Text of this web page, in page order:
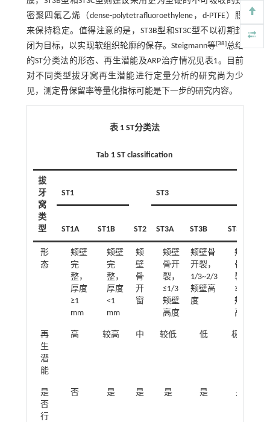
密聚四氟乙烯（dense-polytetrafluoroethylene，d-PTFE）膜
来保持稳定。值得注意的是，ST3B型和ST3C型不以初期封
闭为目标，以实现软组织轮廓的保存。Steigmann等[38]总结
的ST分类法的形态、再生潜能及ARP治疗情况见表1。目前
对不同类型拔牙窝再生潜能进行定量分析的研究尚为少
见，测定骨保留率等量化指标可能是下一步的研究内容。
表 1ST分类法
Tab 1 ST classification
拔
牙
窝
类
型
ST1
ST2
ST3
ST1A ST1B ST3A ST3B ST3C
形
态
颊壁
完
整，
厚度
≥1
mm
颊壁
完
整，
厚度
<1
mm
颊
壁
骨
开
窗
颊壁
骨开
裂，
≤1/3
颊壁
高度
颊壁骨
开裂，
1/3~2/3
颊壁高
度
颊壁
骨开
裂，
≥2/3
颊壁
高度
再
生
潜
能
高 较高 中 较低 低 极低
是
否
行
否 是 是 是 是 是